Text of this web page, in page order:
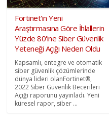
Fortinet'in Yeni
Araştırmasına Göre İhlallerin
Yüzde 80'ine Siber Güvenlik
Yeteneği Açığı Neden Oldu
Kapsamlı, entegre ve otomatik
siber güvenlik çözümlerinde
dünya lideri olanFortinet®,
2022 Siber Güvenlik Becerileri
Açığı raporunu yayınladı. Yeni
küresel rapor, siber ...